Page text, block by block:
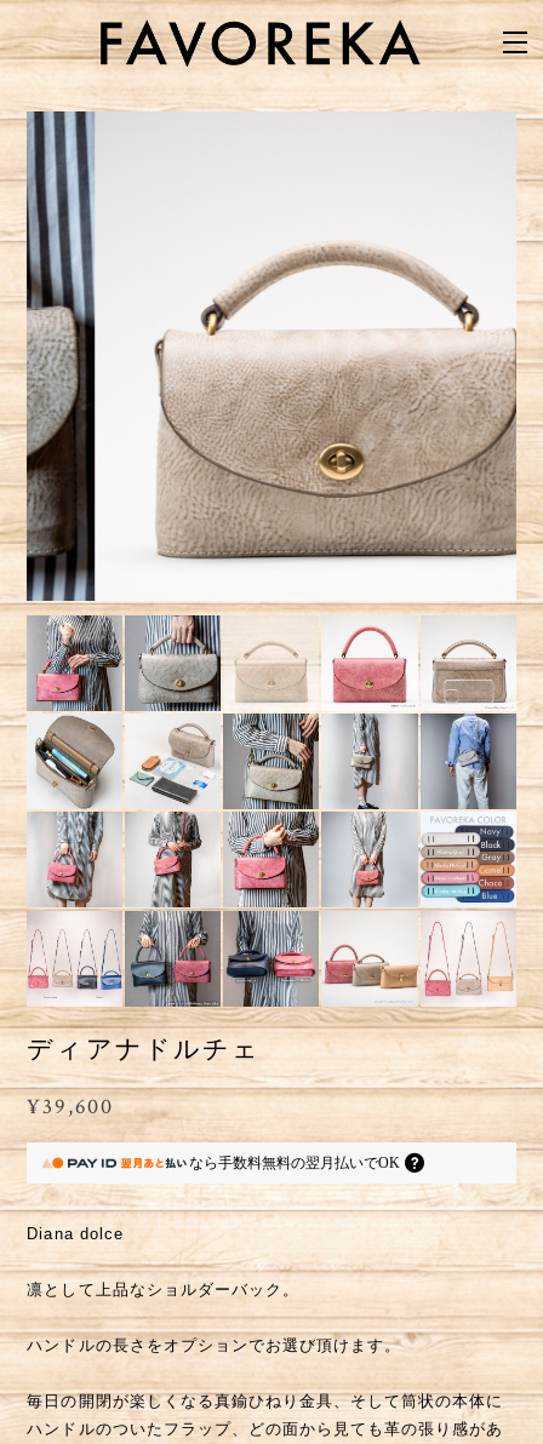
ディアナドルチェ
¥39,600
なら手数料無料の翌月払いでOK
Diana dolce
凛として上品なショルダーバック。
ハンドルの長さをオプションでお選び頂けます。
毎日の開閉が楽しくなる真鍮ひねり金具、そして筒状の本体に
ハンドルのついたフラップ、どの面から見ても革の張り感があ